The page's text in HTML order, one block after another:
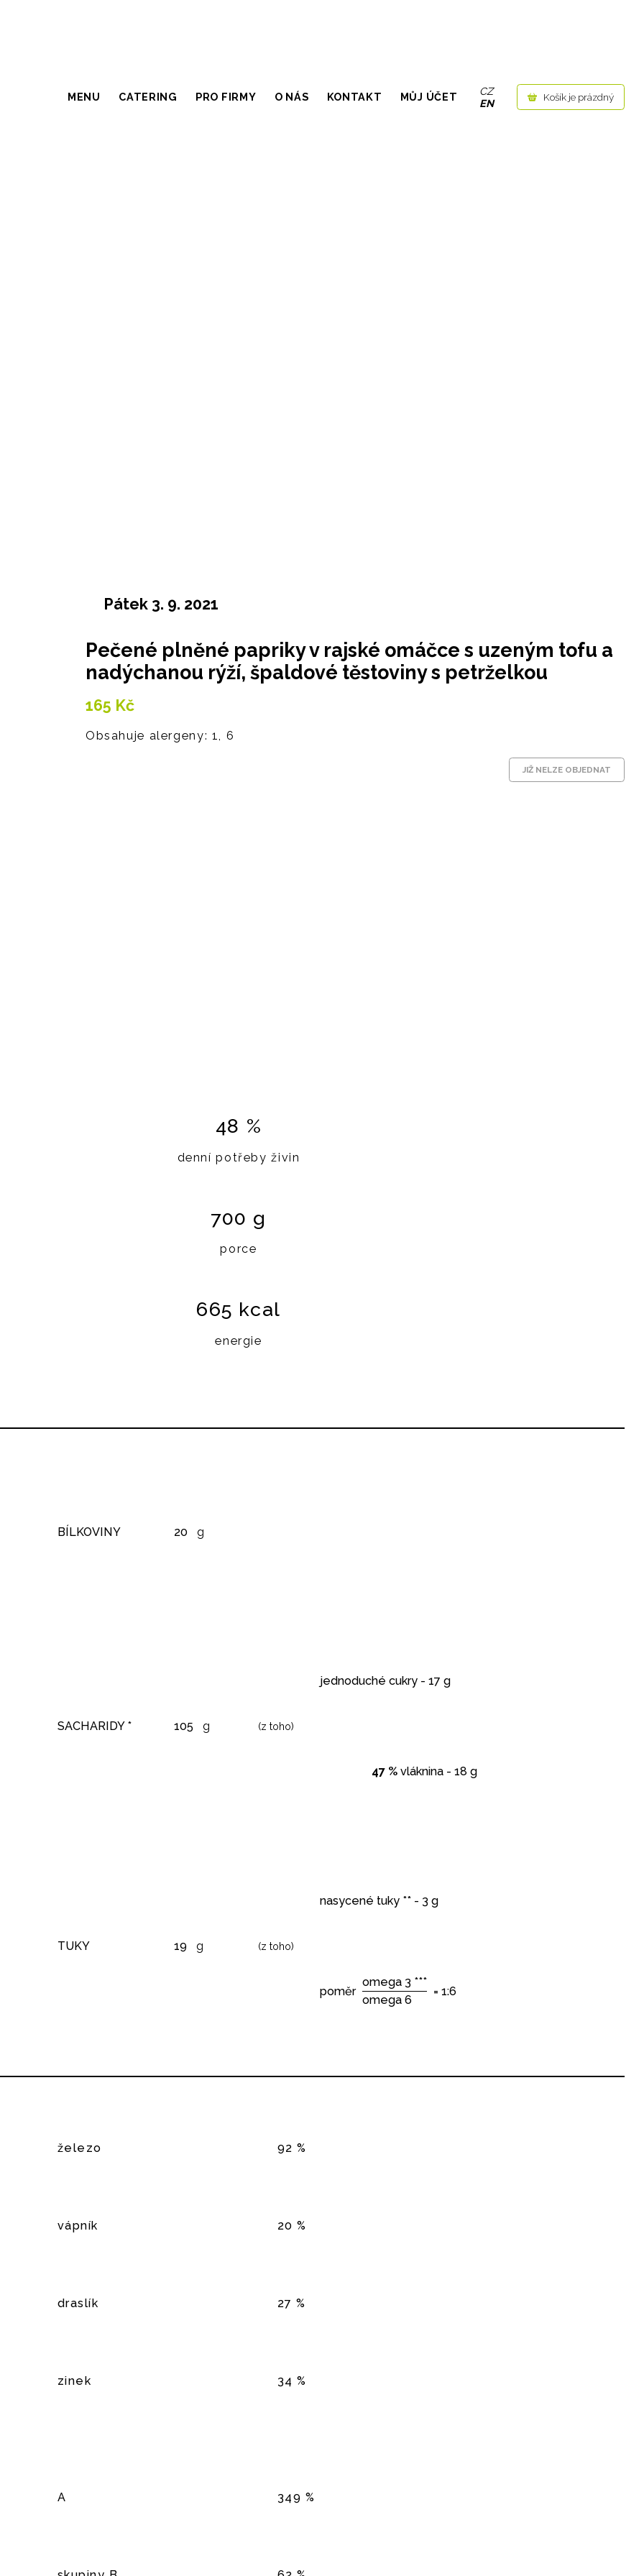
MENU CATERING PRO FIRMY O NÁS KONTAKT MŮJ ÚČET
CZ
EN
Košík je prázdný
Pátek 3. 9. 2021
Pečené plněné papriky v rajské omáčce s uzeným tofu a
nadýchanou rýží, špaldové těstoviny s petrželkou
165 Kč
Obsahuje alergeny: 1, 6
JIŽ NELZE OBJEDNAT
48 %
denní potřeby živin
700 g
porce
665 kcal
energie
BÍLKOVINY 20 g
SACHARIDY * 105 g (z toho)
jednoduché cukry - 17 g
47 % vláknina - 18 g
TUKY 19 g (z toho)
nasycené tuky ** - 3 g
poměr
omega 3 ***
omega 6
= 1:6
železo 92 %
vápník 20 %
draslík 27 %
zinek 34 %
A 349 %